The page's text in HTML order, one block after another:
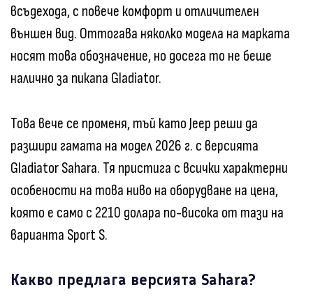
всъдехода, с повече комфорт и отличителен
външен вид. Оттогава няколко модела на марката
носят това обозначение, но досега то не беше
налично за пикапа Gladiator.
Това вече се променя, тъй като Jeep реши да
разшири гамата на модел 2026 г. с версията
Gladiator Sahara. Тя пристига с всички характерни
особености на това ниво на оборудване на цена,
която е само с 2210 долара по-висока от тази на
варианта Sport S.
Какво предлага версията Sahara?